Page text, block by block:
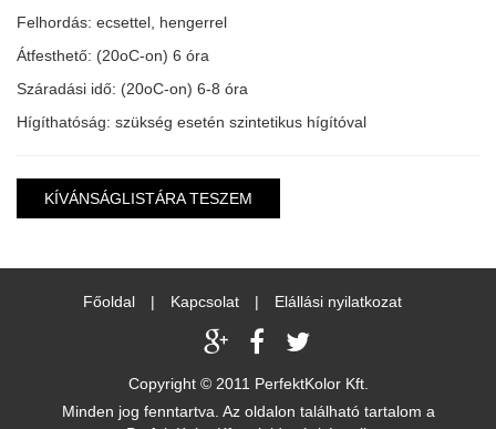
Felhordás: ecsettel, hengerrel
Átfesthető: (20oC-on) 6 óra
Száradási idő: (20oC-on) 6-8 óra
Hígíthatóság: szükség esetén szintetikus hígítóval
KÍVÁNSÁGLISTÁRA TESZEM
Főoldal | Kapcsolat | Elállási nyilatkozat
Copyright © 2011 PerfektKolor Kft.
Minden jog fenntartva. Az oldalon található tartalom a